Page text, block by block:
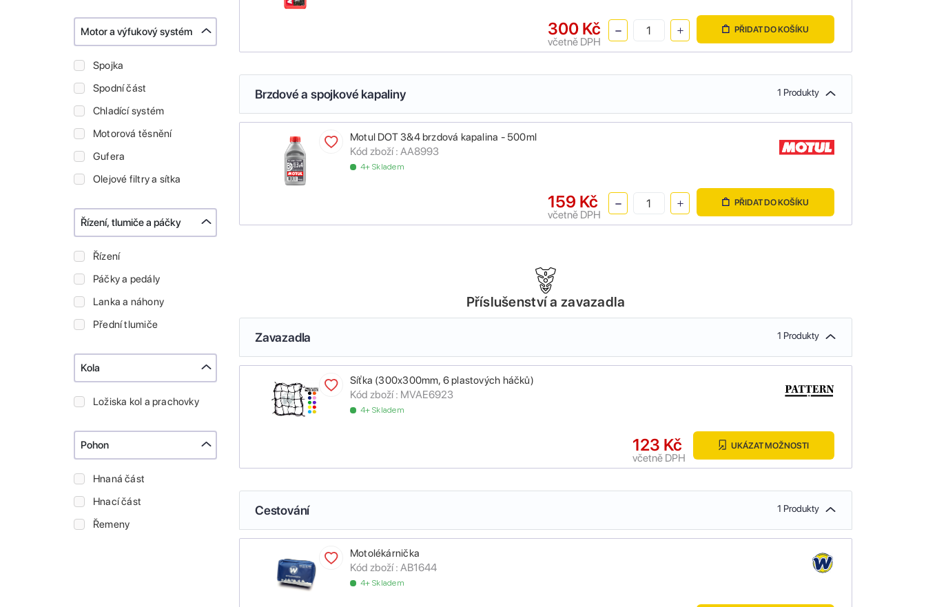
Motor a výfukový systém
Spojka
Spodní část
Chladící systém
Motorová těsnění
Gufera
Olejové filtry a sítka
Řízení, tlumiče a páčky
Řízení
Páčky a pedály
Lanka a náhony
Přední tlumiče
Kola
Ložiska kol a prachovky
Pohon
Hnaná část
Hnací část
Řemeny
300 Kč
včetně DPH
PŘIDAT DO KOŠÍKU
Brzdové a spojkové kapaliny 1 Produkty
Motul DOT 3&4 brzdová kapalina - 500ml
Kód zboží : AA8993
4+ Skladem
159 Kč
včetně DPH
PŘIDAT DO KOŠÍKU
Příslušenství a zavazadla
Zavazadla 1 Produkty
Síťka (300x300mm, 6 plastových háčků)
Kód zboží : MVAE6923
4+ Skladem
123 Kč
včetně DPH
UKÁZAT MOŽNOSTI
Cestování 1 Produkty
Motolékárnička
Kód zboží : AB1644
4+ Skladem